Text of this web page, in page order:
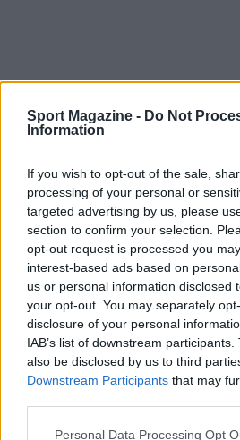
Sport Magazine - Do Not
Information
If you wish to opt-out of the sale,
processing of your personal or
targeted advertising by us, please
section to confirm your selection.
opt-out request is processed you
interest-based ads based on
us or personal information disclosed
your opt-out. You may separately
disclosure of your personal
IAB’s list of downstream
also be disclosed by us to third
Downstream Participants that may
Please note that this website/app
Personal Data Processing Opt
AUTORE
Francesca
Francesca Lombardi,
tecnici dal primo box di
alle prove su pista, cura